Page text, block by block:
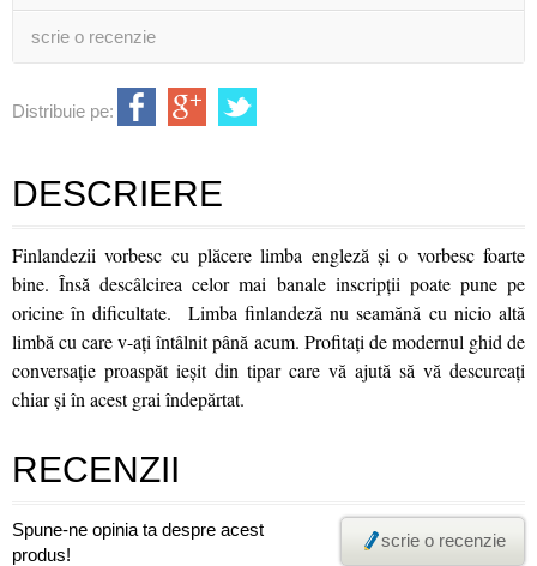
scrie o recenzie
Distribuie pe:
DESCRIERE
Finlandezii vorbesc cu plăcere limba engleză şi o vorbesc foarte
bine. Însă descâlcirea celor mai banale inscripții poate pune pe
oricine în dificultate. Limba finlandeză nu seamănă cu nicio altă
limbă cu care v-aţi întâlnit până acum. Profitaţi de modernul ghid de
conversaţie proaspăt ieşit din tipar care vă ajută să vă descurcaţi
chiar şi în acest grai îndepărtat.
RECENZII
Spune-ne opinia ta despre acest
produs!
scrie o recenzie